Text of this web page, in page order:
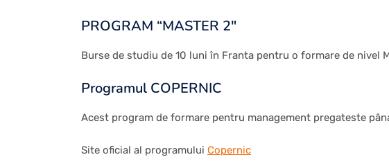
PROGRAM “MASTER 2″
Burse de studiu de 10 luni în Franta pentru o formare de nivel
Programul COPERNIC
Acest program de formare pentru management pregateste
Site oficial al programului Copernic